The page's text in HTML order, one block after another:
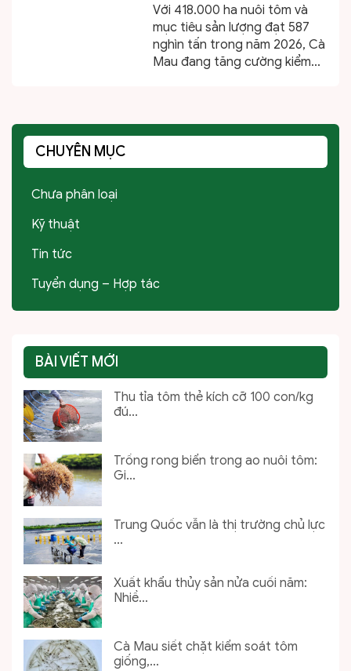
Với 418.000 ha nuôi tôm và
mục tiêu sản lượng đạt 587
nghìn tấn trong năm 2026, Cà
Mau đang tăng cường kiểm...
CHUYÊN MỤC
Chưa phân loại
Kỹ thuật
Tin tức
Tuyển dụng – Hợp tác
BÀI VIẾT MỚI
Thu tỉa tôm thẻ kích cỡ 100 con/kg
đú...
Trồng rong biển trong ao nuôi tôm:
Gi...
Trung Quốc vẫn là thị trường chủ lực
...
Xuất khẩu thủy sản nửa cuối năm:
Nhiề...
Cà Mau siết chặt kiểm soát tôm
giống,...